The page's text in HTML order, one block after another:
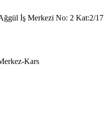
İş Merkezi No: 2 Kat:2/17
Kars